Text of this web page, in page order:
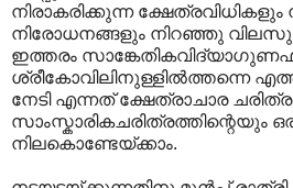
നിരാകരിക്കുന്ന
നിരോധനങ്ങളും നിറഞ്ഞു
ഇത്തരം
ശ്രീകോവിലിനുള്ളിൽത്തന്നെ
നേടി എന്നത് ക്ഷേത്രാചാര
സാംസ്കാരികചരിത്രത്തിന്റെയും
നിലകൊണ്ടേയ്ക്കാം.